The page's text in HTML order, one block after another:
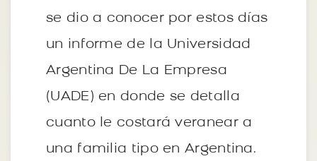
se dio a conocer por estos días
un informe de la Universidad
Argentina De La Empresa
(UADE) en donde se detalla
cuanto le costará veranear a
una familia tipo en Argentina.